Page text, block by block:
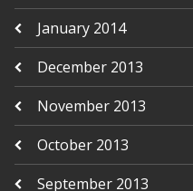
January 2014
December 2013
November 2013
October 2013
September 2013